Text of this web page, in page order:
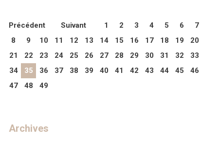
Précédent Suivant 1 2 3 4 5 6
7
8
9 10 11 12 13 14 15 16 17 18 19
20
21
22 23 24 25 26 27 28 29 30 31 32
33
34
35 36 37 38 39 40 41 42 43 44 45
46
47
48 49
Archives